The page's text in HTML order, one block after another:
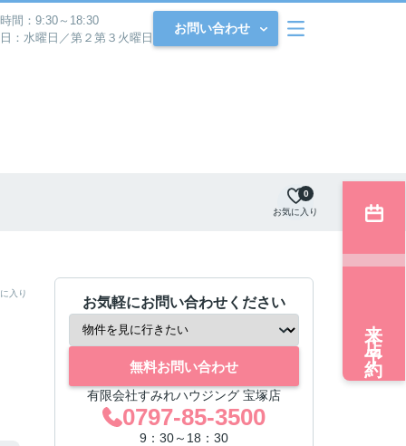
間：9:30～18:30
：水曜日／第２第３火曜日
お問い合わせ
お気に入り
0
入り
お気軽にお問い合わせください
無料お問い合わせ
有限会社すみれハウジング 宝塚店
0797-85-3500
9：30～18：30
来店予約